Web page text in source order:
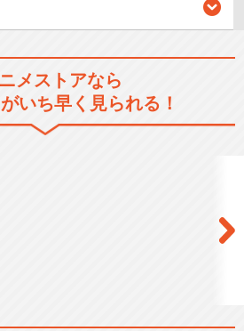
メストアなら
いち早く見られる！